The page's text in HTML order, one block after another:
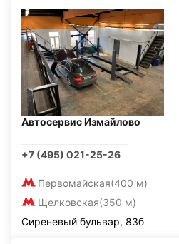
Автосервис Измайлово
+7 (495) 021-25-26
Первомайская(400 м)
Щелковская(350 м)
Сиреневый бульвар, 83б